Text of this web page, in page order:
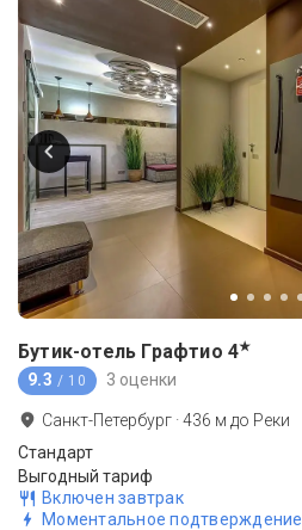
Бутик-отель Графтио 4★
9.3 / 10 3 оценки
Санкт-Петербург ·436 м до Реки
Стандарт
Выгодный тариф
Включен завтрак
Моментальное подтверждение